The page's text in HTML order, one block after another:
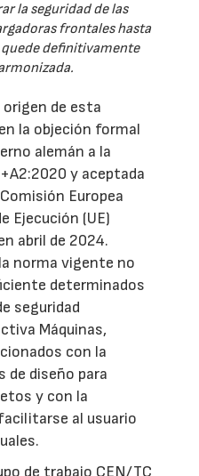
la seguridad de las
frontales hasta
definitivamente
origen de esta
la objeción formal
alemán a la
y aceptada
Europea
Ejecución (UE)
abril de 2024.
norma vigente no
determinados
seguridad
Máquinas,
con la
de diseño para
y con la
al usuario